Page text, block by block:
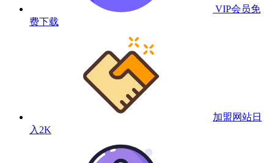
VIP会员免
费下载
加盟网站日
入2K